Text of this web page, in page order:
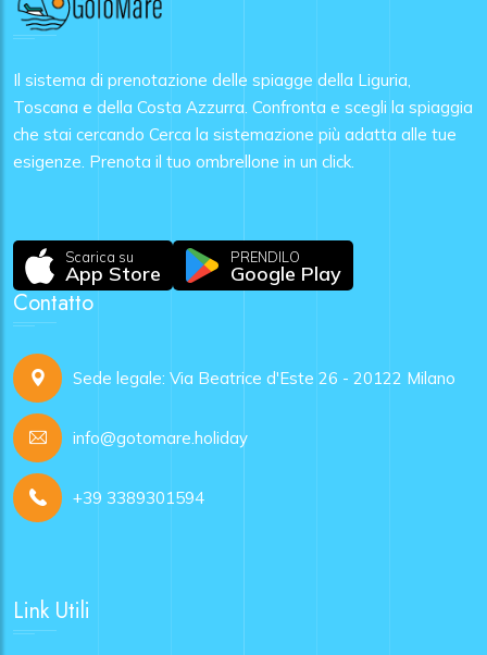
Il sistema di prenotazione delle spiagge della Liguria,
Toscana e della Costa Azzurra. Confronta e scegli la spiaggia
che stai cercando Cerca la sistemazione più adatta alle tue
esigenze. Prenota il tuo ombrellone in un click.
Scarica su
App Store
PRENDILO
Google Play
Contatto
Sede legale: Via Beatrice d'Este 26 - 20122 Milano
info@gotomare.holiday
+39 3389301594
Link Utili